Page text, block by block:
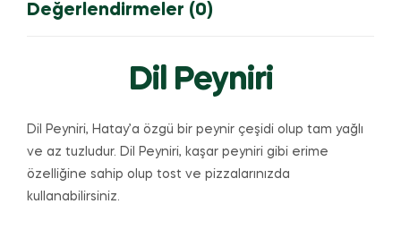
Değerlendirmeler (0)
Dil Peyniri
Dil Peyniri, Hatay’a özgü bir peynir çeşidi olup tam yağlı
ve az tuzludur. Dil Peyniri, kaşar peyniri gibi erime
özelliğine sahip olup tost ve pizzalarınızda
kullanabilirsiniz.